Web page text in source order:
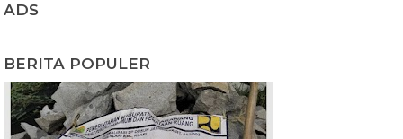
ADS
BERITA POPULER